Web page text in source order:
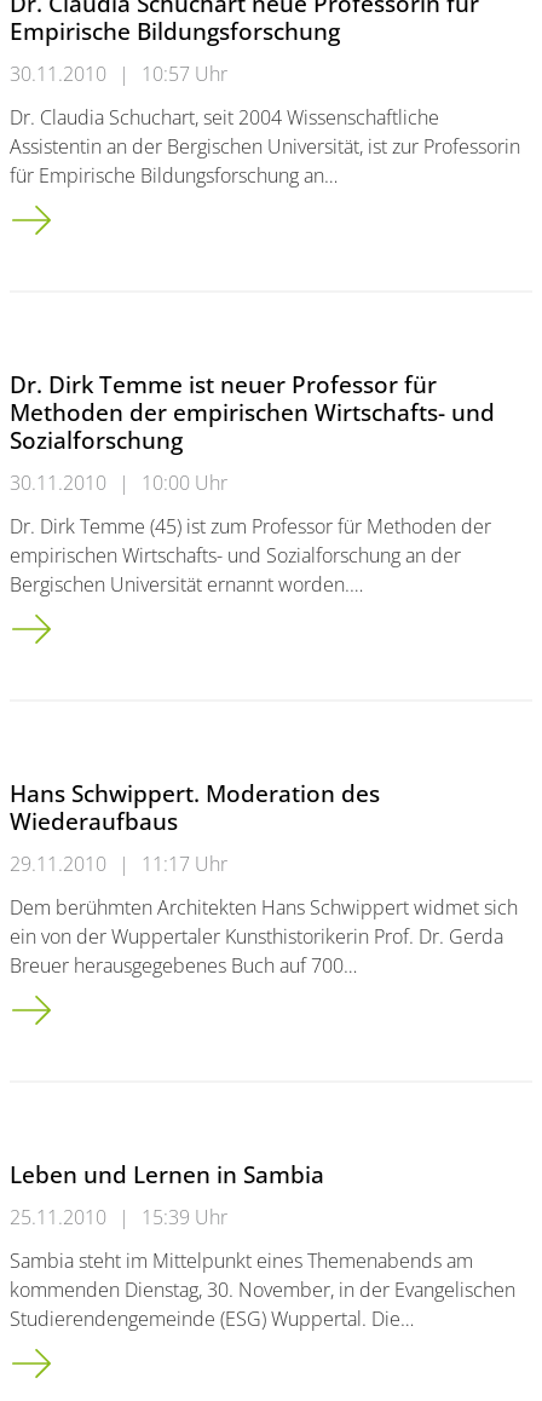
Empirische Bildungsforschung
30.11.2010 |
10:57 Uhr
Dr. Claudia Schuchart, seit 2004 Wissenschaftliche
Assistentin an der Bergischen Universität, ist zur Professorin
für Empirische Bildungsforschung an…
Dr. Claudia Schuchart neue Professorin für Empirische
Dr. Dirk Temme ist neuer Professor für
Methoden der empirischen Wirtschafts- und
Sozialforschung
30.11.2010 |
10:00 Uhr
Dr. Dirk Temme (45) ist zum Professor für Methoden der
empirischen Wirtschafts- und Sozialforschung an der
Bergischen Universität ernannt worden.…
Dr. Dirk Temme ist neuer Professor für Methoden der
Hans Schwippert. Moderation des
Wiederaufbaus
29.11.2010 |
11:17 Uhr
Dem berühmten Architekten Hans Schwippert widmet sich
ein von der Wuppertaler Kunsthistorikerin Prof. Dr. Gerda
Breuer herausgegebenes Buch auf 700…
Hans Schwippert. Moderation des Wiederaufbaus
Leben und Lernen in Sambia
25.11.2010 |
15:39 Uhr
Sambia steht im Mittelpunkt eines Themenabends am
kommenden Dienstag, 30. November, in der Evangelischen
Studierendengemeinde (ESG) Wuppertal. Die…
Leben und Lernen in Sambia